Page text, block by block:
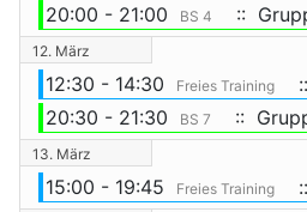
20:00 - 21:00
BS 4 ::
12. März
12:30 - 14:30 Freies Training
20:30 - 21:30
BS 7 ::
13. März
15:00 - 19:45 Freies Training